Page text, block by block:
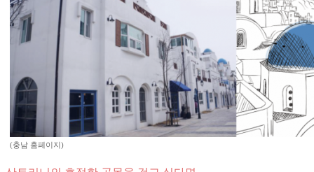
(충남 홈페이지)